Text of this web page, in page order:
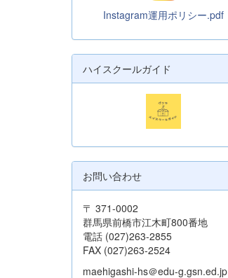
Instagram運用ポリシー.pdf
ハイスクールガイド
お問い合わせ
〒 371-0002
群馬県前橋市江木町800番地
電話 (027)263-2855
FAX (027)263-2524
maehigashi-hs＠edu-g.gsn.ed.jp